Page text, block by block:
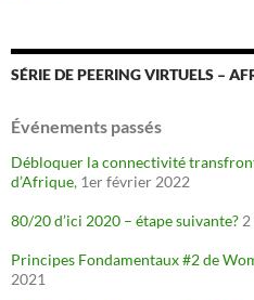
SÉRIE DE PEERING VIRTUELS –
Événements passés
Débloquer la connectivité
d’Afrique, 1er février 2022
80/20 d’ici 2020 – étape suivante?
Principes Fondamentaux #2 de
2021